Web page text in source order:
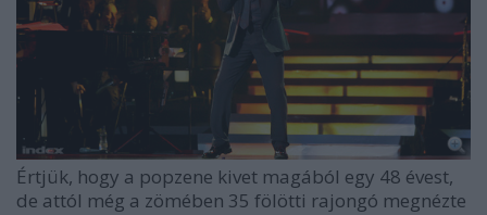
Értjük, hogy a popzene kivet magából egy 48 évest,
de attól még a zömében 35 fölötti rajongó megnézte